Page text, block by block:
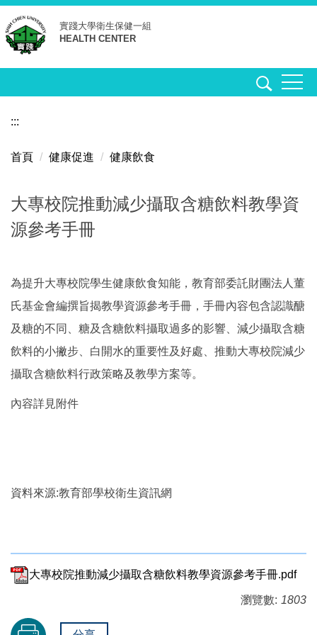
跳
到
主
要
區
實踐大學衛生保健一組
HEALTH CENTER
:::
首頁 健康促進 健康飲食
大專校院推動減少攝取含糖飲料教學資
源參考手冊
為提升大專校院學生健康飲食知能，教育部委託財團法人董
氏基金會編撰旨揭教學資源參考手冊，手冊內容包含認識醣
及糖的不同、糖及含糖飲料攝取過多的影響、減少攝取含糖
飲料的小撇步、白開水的重要性及好處、推動大專校院減少
攝取含糖飲料行政策略及教學方案等。
內容詳見附件
資料來源:教育部學校衛生資訊網
大專校院推動減少攝取含糖飲料教學資源參考手冊.pdf
瀏覽數: 1803